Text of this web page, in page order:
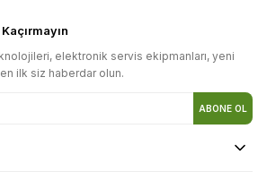
elektronik servis ekipmanları, yeni
ilk siz haberdar olun.
ABONE OL